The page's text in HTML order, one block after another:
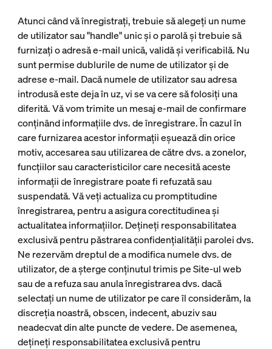
Atunci când vă înregistrați, trebuie să alegeți un nume
de utilizator sau "handle" unic și o parolă și trebuie să
furnizați o adresă e-mail unică, validă și verificabilă. Nu
sunt permise dublurile de nume de utilizator și de
adrese e-mail. Dacă numele de utilizator sau adresa
introdusă este deja în uz, vi se va cere să folosiți una
diferită. Vă vom trimite un mesaj e-mail de confirmare
conținând informațiile dvs. de înregistrare. În cazul în
care furnizarea acestor informații eșuează din orice
motiv, accesarea sau utilizarea de către dvs. a zonelor,
funcțiilor sau caracteristicilor care necesită aceste
informații de înregistrare poate fi refuzată sau
suspendată. Vă veți actualiza cu promptitudine
înregistrarea, pentru a asigura corectitudinea și
actualitatea informațiilor. Dețineți responsabilitatea
exclusivă pentru păstrarea confidențialității parolei dvs.
Ne rezervăm dreptul de a modifica numele dvs. de
utilizator, de a șterge conținutul trimis pe Site-ul web
sau de a refuza sau anula înregistrarea dvs. dacă
selectați un nume de utilizator pe care îl considerăm, la
discreția noastră, obscen, indecent, abuziv sau
neadecvat din alte puncte de vedere. De asemenea,
dețineți responsabilitatea exclusivă pentru